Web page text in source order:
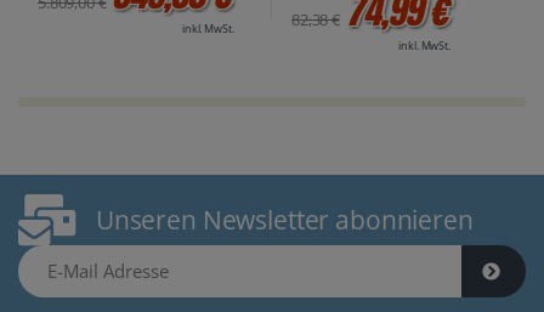
inkl. MwSt. 82,38 €
inkl. MwSt.
Unseren Newsletter abonnieren
E-Mail Adresse